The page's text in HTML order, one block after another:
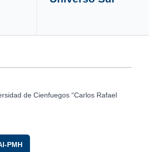
de Cienfuegos “Carlos Rafael
PMH